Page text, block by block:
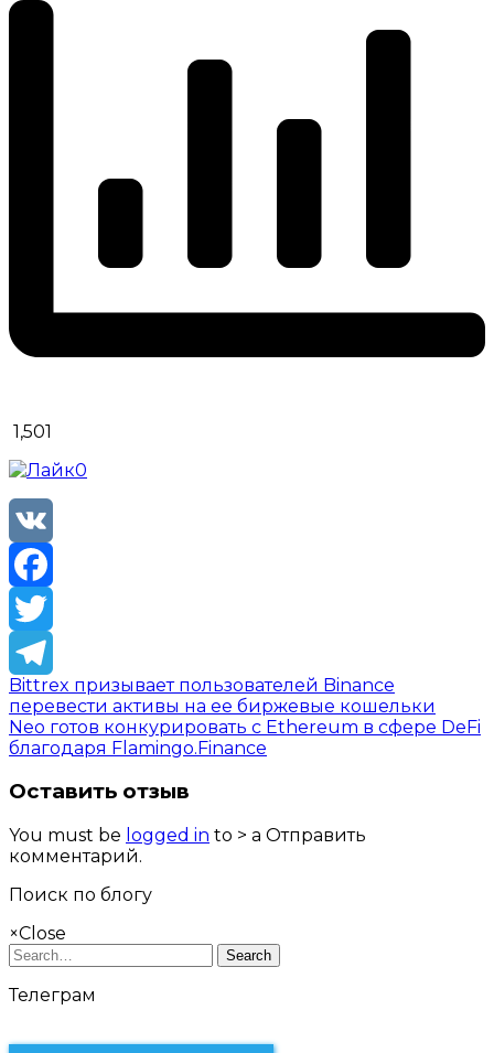
1,501
0
VK
Facebook
Twitter
Telegram
Bittrex призывает пользователей Binance
перевести активы на ее биржевые кошельки
Neo готов конкурировать с Ethereum в сфере DeFi
благодаря Flamingo.Finance
Оставить отзыв
You must be logged in to > a Отправить
комментарий.
Поиск по блогу
×Close
Search
Телеграм